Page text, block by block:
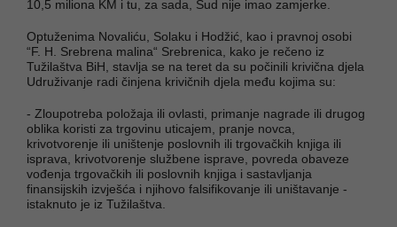
10,5 miliona KM i tu, za sada, Sud nije imao zamjerke.
Optuženima Novaliću, Solaku i Hodžić, kao i pravnoj osobi
“F. H. Srebrena malina“ Srebrenica, kako je rečeno iz
Tužilaštva BiH, stavlja se na teret da su počinili krivična djela
Udruživanje radi činjena krivičnih djela među kojima su:
- Zloupotreba položaja ili ovlasti, primanje nagrade ili drugog
oblika koristi za trgovinu uticajem, pranje novca,
krivotvorenje ili uništenje poslovnih ili trgovačkih knjiga ili
isprava, krivotvorenje službene isprave, povreda obaveze
vođenja trgovačkih ili poslovnih knjiga i sastavljanja
finansijskih izvješća i njihovo falsifikovanje ili uništavanje -
istaknuto je iz Tužilaštva.